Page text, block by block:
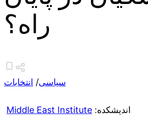
راه؟
سیاسی/ انتخابات
Middle East Institute :اندیشکده